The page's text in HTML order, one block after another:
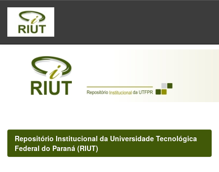
Skip
navigation
Repositório Institucional da Universidade Tecnológica
Federal do Paraná (RIUT)